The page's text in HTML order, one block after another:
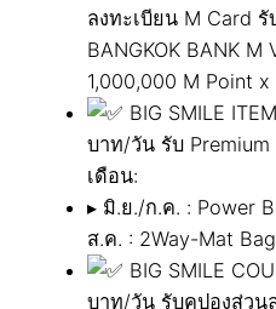
ลงทะเบียน M Card
BANGKOK BANK
1,000,000 M Point x
BIG SMILE
บาท/วัน รับ
เดือน:
▸ มิ.ย./ก.ค. : Power
ส.ค. : 2Way-Mat
BIG SMILE
บาท/วัน รับคูปองส่วน